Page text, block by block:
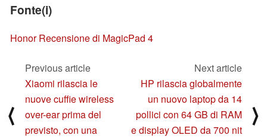
Fonte(i)
Honor Recensione di MagicPad 4
⟨
Previous article
Xiaomi rilascia le
nuove cuffie wireless
over-ear prima del
previsto, con una
Next article
HP rilascia globalmente
un nuovo laptop da 14
pollici con 64 GB di RAM
e display OLED da 700 nit
⟩